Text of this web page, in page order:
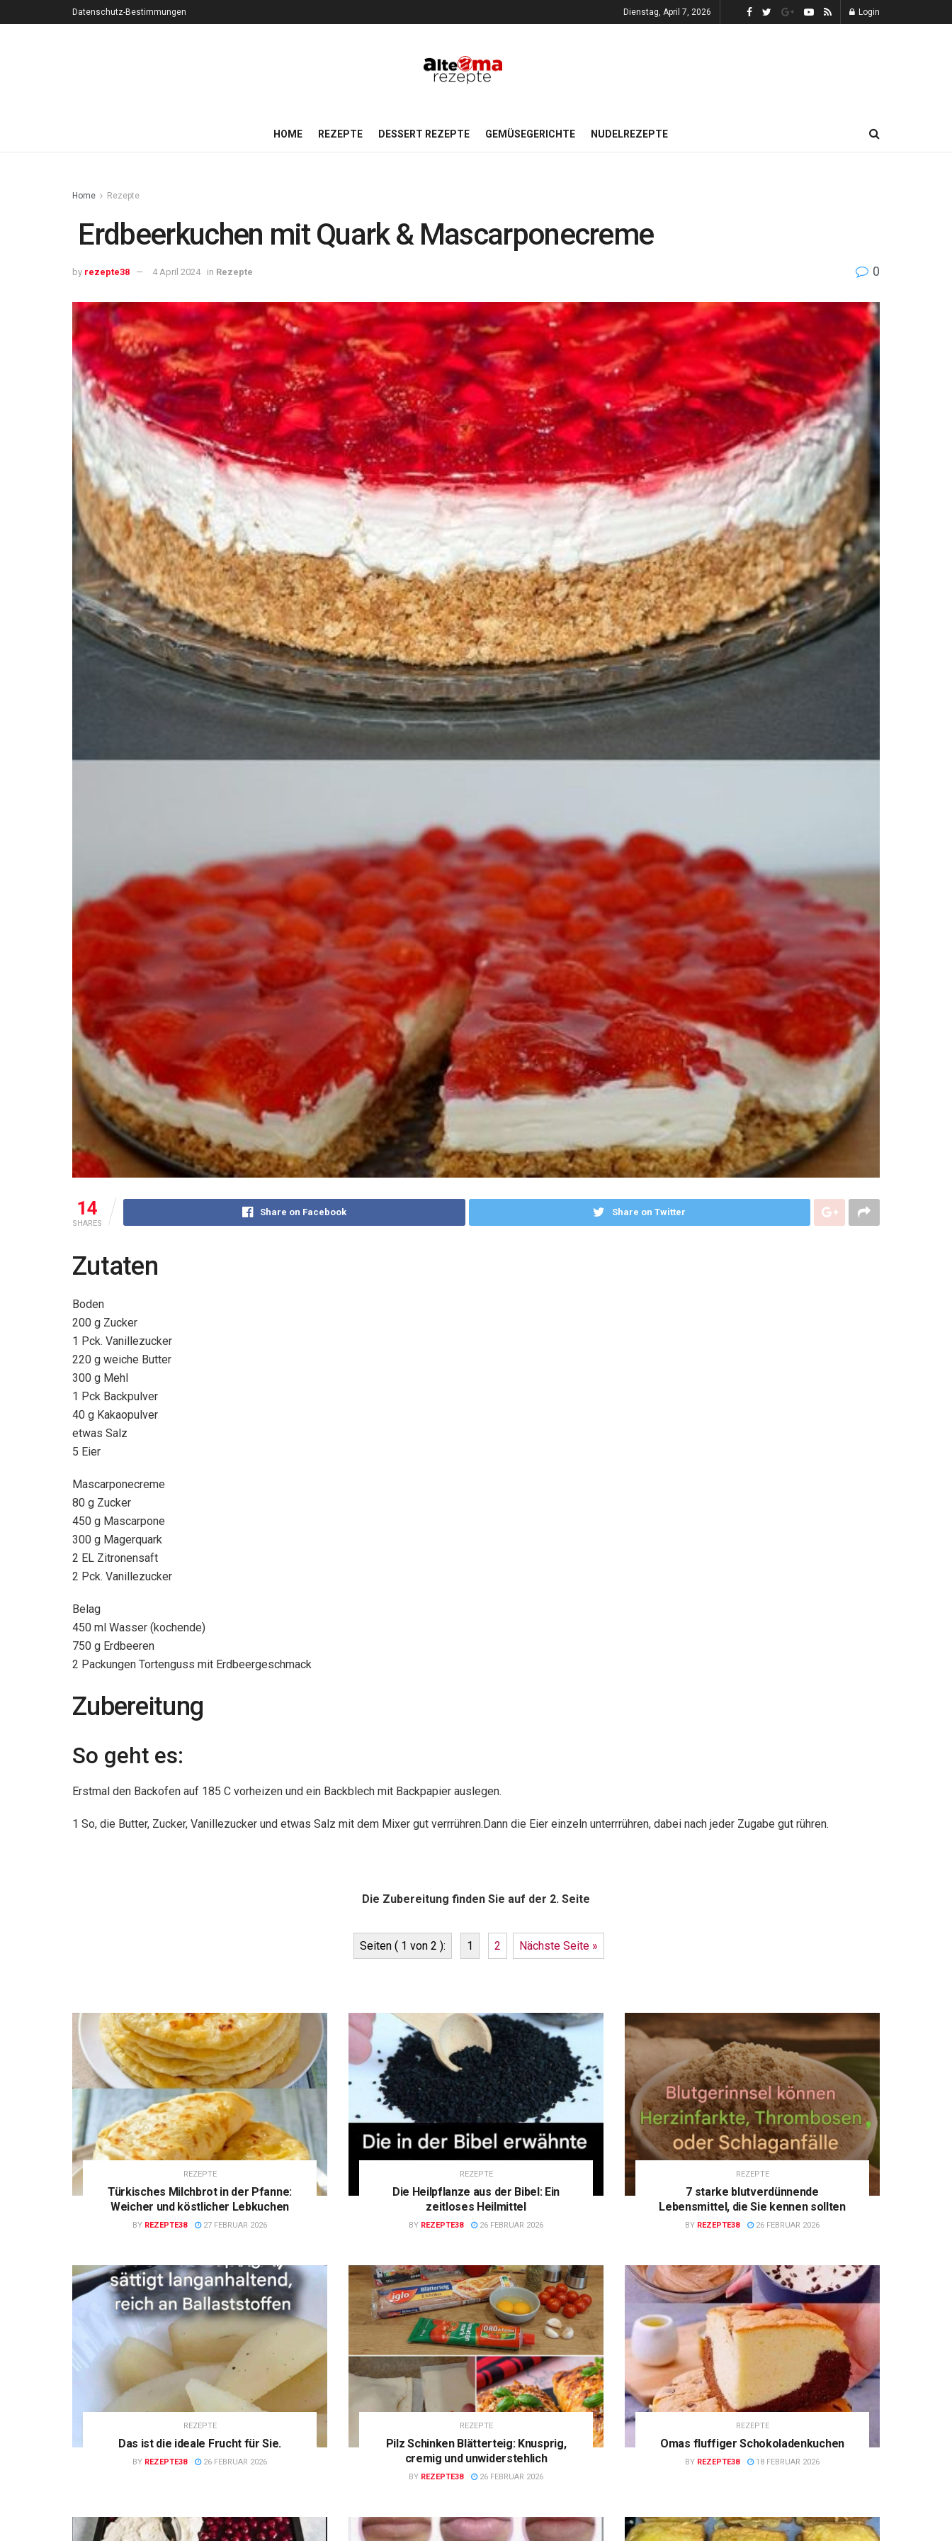
Datenschutz-Bestimmungen Dienstag, April 7, 2026 Login
HOME REZEPTE DESSERT REZEPTE GEMÜSEGERICHTE NUDELREZEPTE
Home Rezepte
Erdbeerkuchen mit Quark & Mascarponecreme
by rezepte38 4 April 2024 in Rezepte 0
14
SHARES
Share on Facebook Share on Twitter
Zutaten
Boden
200 g Zucker
1 Pck. Vanillezucker
220 g weiche Butter
300 g Mehl
1 Pck Backpulver
40 g Kakaopulver
etwas Salz
5 Eier
Mascarponecreme
80 g Zucker
450 g Mascarpone
300 g Magerquark
2 EL Zitronensaft
2 Pck. Vanillezucker
Belag
450 ml Wasser (kochende)
750 g Erdbeeren
2 Packungen Tortenguss mit Erdbeergeschmack
Zubereitung
So geht es:
Erstmal den Backofen auf 185 C vorheizen und ein Backblech mit Backpapier auslegen.
1 So, die Butter, Zucker, Vanillezucker und etwas Salz mit dem Mixer gut verrrühren.Dann die Eier einzeln unterrrühren, dabei nach jeder Zugabe gut rühren.
Die Zubereitung finden Sie auf der 2. Seite
Seiten ( 1 von 2 ): 1 2 Nächste Seite »
REZEPTE
Türkisches Milchbrot in der Pfanne:
Weicher und köstlicher Lebkuchen
BY REZEPTE38 27 FEBRUAR 2026
REZEPTE
Die Heilpflanze aus der Bibel: Ein
zeitloses Heilmittel
BY REZEPTE38 26 FEBRUAR 2026
REZEPTE
7 starke blutverdünnende
Lebensmittel, die Sie kennen sollten
BY REZEPTE38 26 FEBRUAR 2026
REZEPTE
Das ist die ideale Frucht für Sie.
BY REZEPTE38 26 FEBRUAR 2026
REZEPTE
Pilz Schinken Blätterteig: Knusprig,
cremig und unwiderstehlich
BY REZEPTE38 26 FEBRUAR 2026
REZEPTE
Omas fluffiger Schokoladenkuchen
BY REZEPTE38 18 FEBRUAR 2026